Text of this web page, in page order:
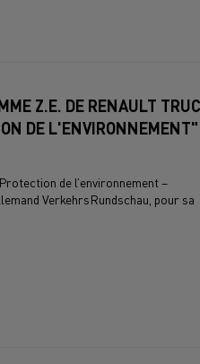
Z.E. DE RENAULT
DE
de l’environnement –
VerkehrsRundschau, pour sa